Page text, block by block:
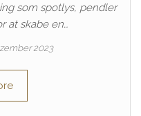
som spotlys, pendler
at skabe en…
2023